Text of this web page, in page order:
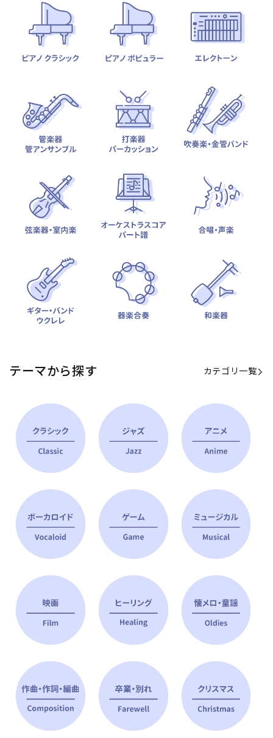
テーマから探す カテゴリ一覧